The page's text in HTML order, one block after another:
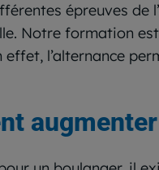
épreuves de
Notre formation
effet, l’alternance